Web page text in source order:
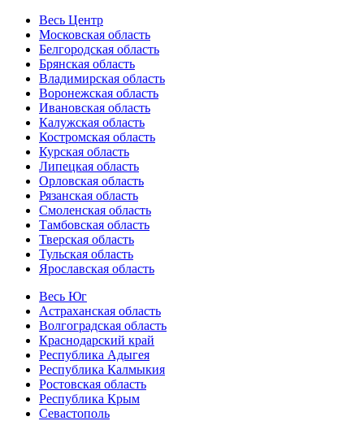
Весь Центр
Московская область
Белгородская область
Брянская область
Владимирская область
Воронежская область
Ивановская область
Калужская область
Костромская область
Курская область
Липецкая область
Орловская область
Рязанская область
Смоленская область
Тамбовская область
Тверская область
Тульская область
Ярославская область
Весь Юг
Астраханская область
Волгоградская область
Краснодарский край
Республика Адыгея
Республика Калмыкия
Ростовская область
Республика Крым
Севастополь